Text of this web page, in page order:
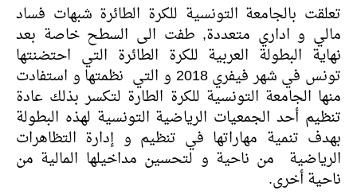
تعلقت بالجامعة التونسية للكرة الطائرة شبهات فساد
مالي و اداري متعددة, طفت الى السطح خاصة بعد
نهاية البطولة العربية للكرة الطائرة التي احتضنتها
تونس في شهر فيفري 2018 و التي نظمتها و استفادت
منها الجامعة التونسية للكرة الطارة لتكسر بذلك عادة
تنظيم أحد الجمعيات الرياضية التونسية لهذه البطولة
بهدف تنمية مهاراتها في تنظيم و إدارة التظاهرات
الرياضية من ناحية و لتحسين مداخيلها المالية من
ناحية أخرى.